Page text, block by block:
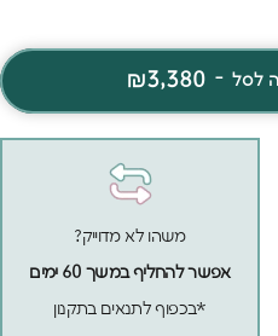
לסל -
₪3,380
משהו לא מדוייק?
אפשר להחליף במשך 60 ימים
*בכפוף לתנאים בתקנון